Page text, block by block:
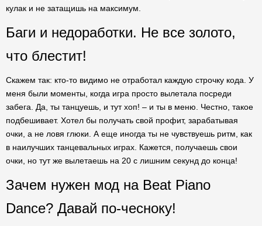
кулак и не затащишь на максимум.
Баги и недоработки. Не все золото,
что блестит!
Скажем так: кто-то видимо не отработал каждую строчку кода. У
меня были моменты, когда игра просто вылетала посреди
забега. Да, ты танцуешь, и тут хоп! – и ты в меню. Честно, такое
подбешивает. Хотел бы получать свой профит, зарабатывая
очки, а не ловя глюки. А еще иногда ты не чувствуешь ритм, как
в наилучших танцевальных играх. Кажется, получаешь свои
очки, но тут же вылетаешь на 20 с лишним секунд до конца!
Зачем нужен мод на Beat Piano
Dance? Давай по-чесноку!